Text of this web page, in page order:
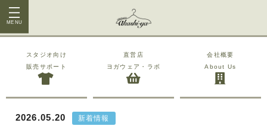
スタジオ向け
販売サポート
直営店
ヨガウェア・ラボ
会社概要
About Us
2026.05.20 新着情報
MENU